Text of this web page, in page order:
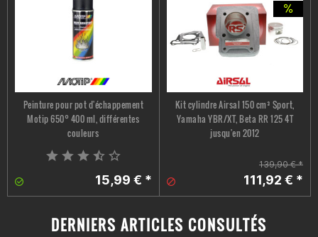
Optique et style > Clignotants, feux arrière et phares >
Optique et style > Clignotants, feux arrière et phares > Feux
Peinture pour pot d'échappement
Motip 650° 400 ml, différentes
couleurs
15,99 € *
Kit cylindre Airsal 150 cm³ Sport,
Yamaha YBR/XT, Beta RR 125 4T
jusqu'en 2012
139,90 € *
111,92 € *
DERNIERS ARTICLES CONSULTÉS